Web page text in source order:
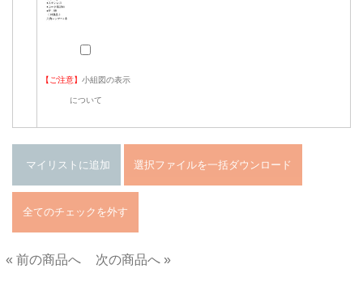
【ご注意】 小組図の表示
について
« 前の商品へ
次の商品へ »